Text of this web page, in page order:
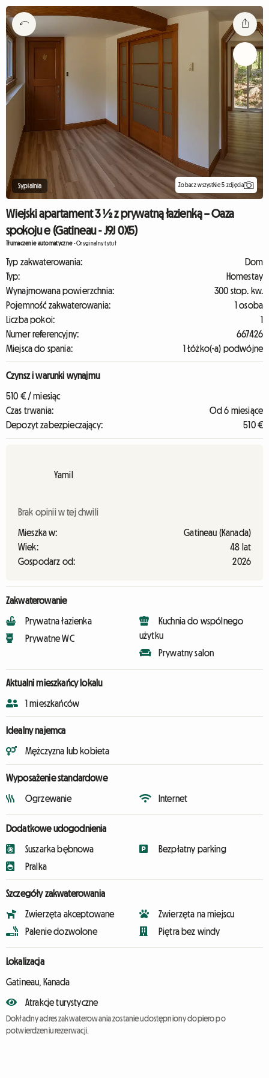
Sypialnia Zobacz wszystkie 5 zdjęcia
Wiejski apartament 3 ½ z prywatną łazienką – Oaza
spokoju e (Gatineau - J9J 0X5)
Tłumaczenie automatyczne-Oryginalny tytuł
Typ zakwaterowania:
Dom
Typ:
Homestay
Wynajmowana powierzchnia:
300 stop. kw.
Pojemność zakwaterowania:
1 osoba
Liczba pokoi:
1
Numer referencyjny:
667426
Miejsca do spania:
1 Łóżko(-a) podwójne
Czynsz i warunki wynajmu
510 € / miesiąc
Czas trwania:
Od 6 miesiące
Depozyt zabezpieczający:
510 €
Yamil
Brak opinii w tej chwili
Mieszka w:
Gatineau (Kanada)
Wiek:
48 lat
Gospodarz od:
2026
Zakwaterowanie
Prywatna łazienka
Prywatne WC
Kuchnia do wspólnego
użytku
Prywatny salon
Aktualni mieszkańcy lokalu
1 mieszkańców
Idealny najemca
Mężczyzna lub kobieta
Wyposażenie standardowe
Ogrzewanie Internet
Dodatkowe udogodnienia
Suszarka bębnowa
Pralka
Bezpłatny parking
Szczegóły zakwaterowania
Zwierzęta akceptowane
Palenie dozwolone
Zwierzęta na miejscu
Piętra bez windy
Lokalizacja
Gatineau, Kanada
Atrakcje turystyczne
Dokładny adres zakwaterowania zostanie udostępniony dopiero po
potwierdzeniu rezerwacji.